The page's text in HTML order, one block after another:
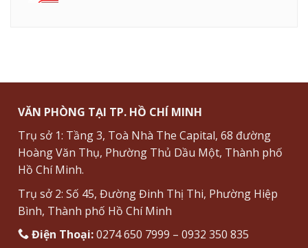
VĂN PHÒNG TẠI TP. HỒ CHÍ MINH
Trụ sở 1: Tầng 3, Toà Nhà The Capital, 68 đường
Hoàng Văn Thụ, Phường Thủ Dầu Một, Thành phố
Hồ Chí Minh.
Trụ sở 2: Số 45, Đường Đinh Thị Thi, Phường Hiệp
Bình, Thành phố Hồ Chí Minh
Điện Thoại:0274 650 7999 – 0932 350 835